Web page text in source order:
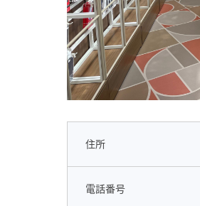
住所
電話番号